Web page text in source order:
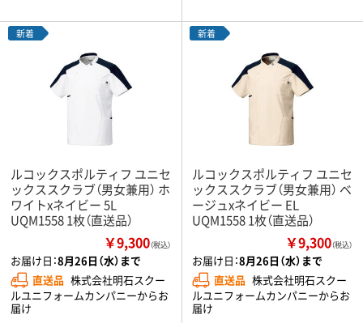
新着
ルコックスポルティフ ユニセ
ックススクラブ（男女兼用） ホ
ワイトxネイビー 5L
UQM1558 1枚（直送品）
￥9,300（税込）
お届け日：8月26日（水）まで
直送品 株式会社明石スクー
ルユニフォームカンパニーからお
届け
新着
ルコックスポルティフ ユニセ
ックススクラブ（男女兼用） ベ
ージュxネイビー EL
UQM1558 1枚（直送品）
￥9,300（税込）
お届け日：8月26日（水）まで
直送品 株式会社明石スクー
ルユニフォームカンパニーからお
届け